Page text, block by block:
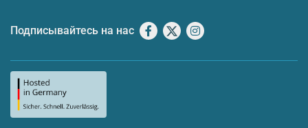
Подписывайтесь на нас Facebook
X Instagram